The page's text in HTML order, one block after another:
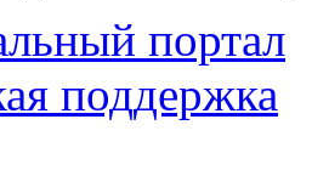
портал
поддержка